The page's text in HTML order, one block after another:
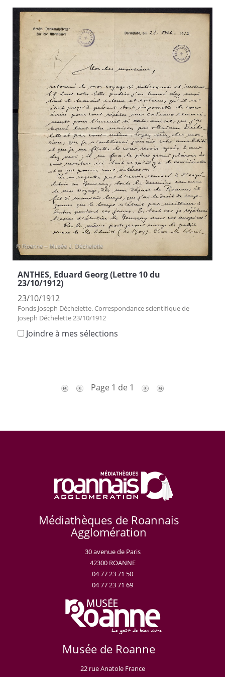
ANTHES, Eduard Georg (Lettre 10 du
23/10/1912)
23/10/1912
Fonds Joseph Déchelette. Correspondance scientifique de
Joseph Déchelette 23/10/1912
Joindre à mes sélections
Page 1 de 1
Médiathèques de Roannais
Agglomération
30 avenue de Paris
42300 ROANNE
04 77 23 71 50
04 77 23 71 69
Musée de Roanne
22 rue Anatole France